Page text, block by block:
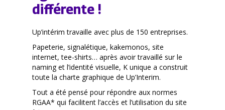
différente !
Up’intérim travaille avec plus de 150 entreprises.
Papeterie, signalétique, kakemonos, site
internet, tee-shirts… après avoir travaillé sur le
naming et l’identité visuelle, K unique a construit
toute la charte graphique de Up’Interim.
Tout a été pensé pour répondre aux normes
RGAA* qui facilitent l’accès et l’utilisation du site